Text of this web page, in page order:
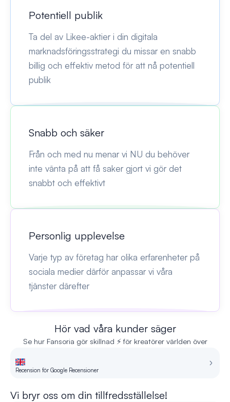
Potentiell publik
Ta del av Likee-aktier i din digitala
marknadsföringsstrategi du missar en snabb
billig och effektiv metod för att nå potentiell
publik
Snabb och säker
Från och med nu menar vi NU du behöver
inte vänta på att få saker gjort vi gör det
snabbt och effektivt
Personlig upplevelse
Varje typ av företag har olika erfarenheter på
sociala medier därför anpassar vi våra
tjänster därefter
Hör vad våra kunder säger
Se hur Fansoria gör skillnad ⚡ för kreatörer världen över
Recension för Google Recensioner
Vi bryr oss om din tillfredsställelse!